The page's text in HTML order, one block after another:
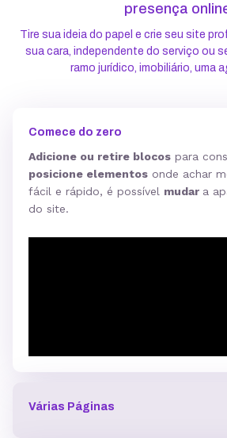
presença
Tire sua ideia do papel e crie seu site
sua cara, independente do serviço ou
ramo jurídico, imobiliário, uma
Comece do zero
Adicione ou retire blocos para
posicione elementos onde achar
fácil e rápido, é possível mudar a
do site.
Várias Páginas